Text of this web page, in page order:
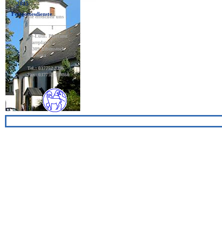
2015
Festgottesdienste
Sie erreichen uns :
_________________
Ev-Luth. Pfarramt
Pfarrplatz 7,
08309 Eibenstock
OT Sosa
Tel.: 037752 8296
Fax: 037752 559860